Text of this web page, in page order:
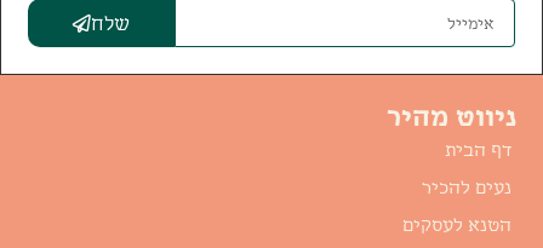
שלח
ניווט מהיר
דף הבית
נעים להכיר
הטנא לעסקים